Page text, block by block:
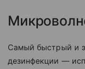
Самый быстрый и
дезинфекции —